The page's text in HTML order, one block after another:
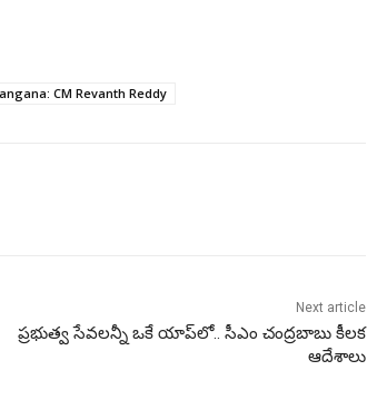
CM Revanth Reddy
Next article
ప్రభుత్వ సేవలన్నీ ఒకే యాప్‌లో.. సీఎం చంద్రబాబు కీలక
ఆదేశాలు